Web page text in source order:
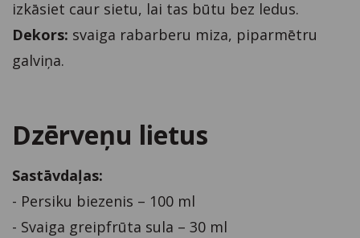
izkāsiet caur sietu, lai tas būtu bez ledus.
Dekors: svaiga rabarberu miza, piparmētru
galviņa.
Dzērveņu lietus
Sastāvdaļas:
- Persiku biezenis – 100 ml
- Svaiga greipfrūta sula – 30 ml